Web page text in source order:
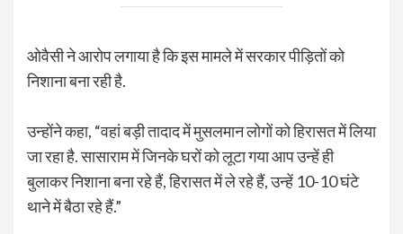
ओवैसी ने आरोप लगाया है कि इस मामले में सरकार पीड़ितों को
निशाना बना रही है.
उन्होंने कहा, “वहां बड़ी तादाद में मुसलमान लोगों को हिरासत में लिया
जा रहा है. सासाराम में जिनके घरों को लूटा गया आप उन्हें ही
बुलाकर निशाना बना रहे हैं, हिरासत में ले रहे हैं, उन्हें 10-10 घंटे
थाने में बैठा रहे हैं.”